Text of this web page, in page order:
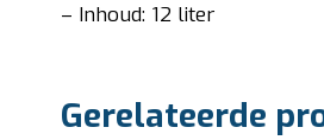
– Inhoud: 12 liter
Gerelateerde